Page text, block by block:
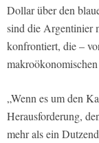
Dollar über den
sind die Argentinier
konfrontiert, die –
„Wenn es um den
Herausforderung,
mehr als ein